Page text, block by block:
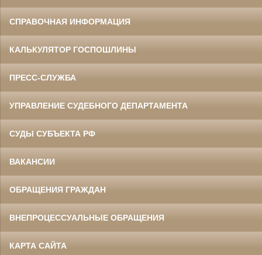
СПРАВОЧНАЯ ИНФОРМАЦИЯ
КАЛЬКУЛЯТОР ГОСПОШЛИНЫ
ПРЕСС-СЛУЖБА
УПРАВЛЕНИЕ СУДЕБНОГО ДЕПАРТАМЕНТА
СУДЫ СУБЪЕКТА РФ
ВАКАНСИИ
ОБРАЩЕНИЯ ГРАЖДАН
ВНЕПРОЦЕССУАЛЬНЫЕ ОБРАЩЕНИЯ
КАРТА САЙТА